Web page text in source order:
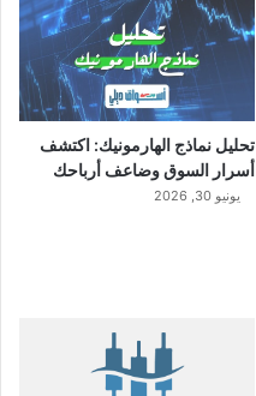
تحليل نماذج الهارمونيك: اكتشف
أسرار السوق وضاعف أرباحك
يونيو 30, 2026